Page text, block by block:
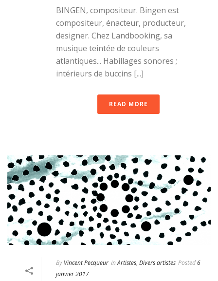
BINGEN, compositeur. Bingen est
compositeur, énacteur, producteur,
designer. Chez Landbooking, sa
musique teintée de couleurs
atlantiques... Habillages sonores ;
intérieurs de buccins [...]
READ MORE
By Vincent Pecqueur In Artistes, Divers artistes Posted6
janvier 2017